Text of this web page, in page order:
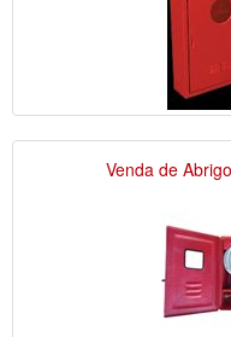
Venda de